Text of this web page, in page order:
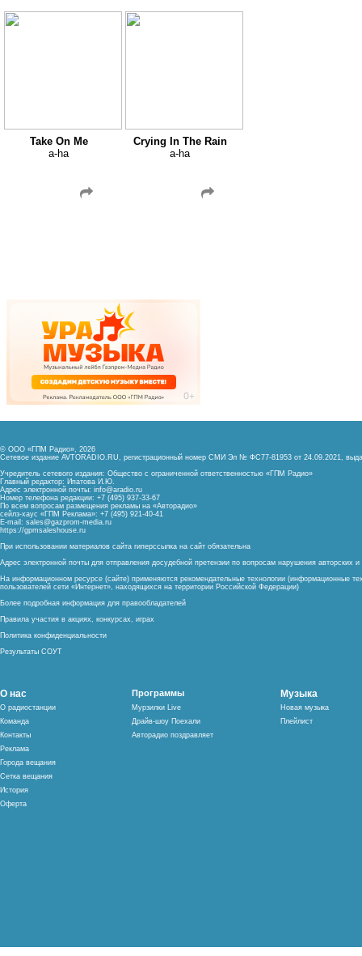
Take On Me
a-ha
Crying In The Rain
a-ha
© ООО «ГПМ Радио», 2026
Сетевое издание AVTORADIO.RU, регистрационный номер СМИ Эл № ФС77-81953 от 24.09.2021,
Учредитель сетевого издания: Общество с ограниченной ответственностью «ГПМ Радио»
Главный редактор: Ипатова И.Ю.
Адрес электронной почты: info@aradio.ru
Номер телефона редакции: +7 (495) 937-33-67
По всем вопросам размещения рекламы на «Авторадио»
сейлз-хаус «ГПМ Реклама»: +7 (495) 921-40-41
E-mail: sales@gazprom-media.ru
https://gpmsaleshouse.ru
При использовании материалов сайта гиперссылка на сайт обязательна
Адрес электронной почты для отправления досудебной претензии по вопросам нарушения авторских
На информационном ресурсе (сайте) применяются рекомендательные технологии (информационные
пользователей сети «Интернет», находящихся на территории Российской Федерации)
Более подробная информация для правообладателей
Правила участия в акциях, конкурсах, играх
Политика конфиденциальности
Результаты СОУТ
О нас
О радиостанции
Команда
Контакты
Реклама
Города вещания
Сетка вещания
История
Оферта
Программы
Мурзилки Live
Драйв-шоу Поехали
Авторадио поздравляет
Музыка
Новая музыка
Плейлист